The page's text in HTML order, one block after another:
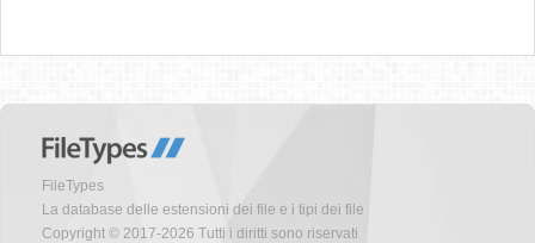
FileTypes
La database delle estensioni dei file e i tipi dei file
Copyright © 2017-2026 Tutti i diritti sono riservati